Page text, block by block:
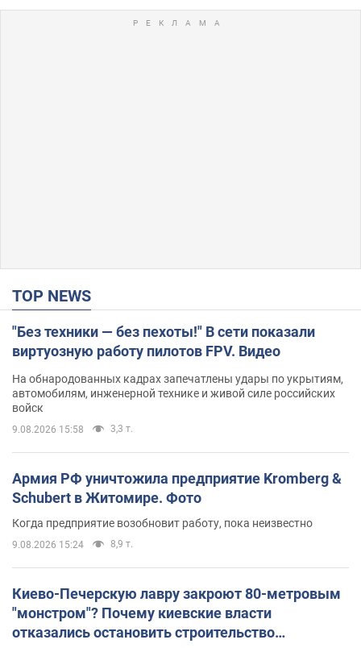
TOP NEWS
"Без техники — без пехоты!" В сети показали
виртуозную работу пилотов FPV. Видео
На обнародованных кадрах запечатлены удары по укрытиям,
автомобилям, инженерной технике и живой силе российских
войск
9.08.2026 15:58 3,3 т.
Армия РФ уничтожила предприятие Kromberg &
Schubert в Житомире. Фото
Когда предприятие возобновит работу, пока неизвестно
9.08.2026 15:24 8,9 т.
Киево-Печерскую лавру закроют 80-метровым
"монстром"? Почему киевские власти
отказались остановить строительство